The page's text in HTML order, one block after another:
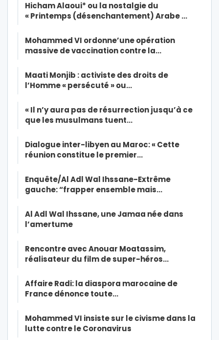
Hicham Alaoui* ou la nostalgie du
« Printemps (désenchantement) Arabe …
Mohammed VI ordonne’une opération
massive de vaccination contre la…
Maati Monjib : activiste des droits de
l’Homme « persécuté » ou…
« Il n’y aura pas de résurrection jusqu’à ce
que les musulmans tuent…
Dialogue inter-libyen au Maroc: « Cette
réunion constitue le premier…
Enquête/Al Adl Wal Ihssane-Extrême
gauche: “frapper ensemble mais…
Al Adl Wal Ihssane, une Jamaa née dans
l’amertume
Rencontre avec Anouar Moatassim,
réalisateur du film de super-héros…
Affaire Radi: la diaspora marocaine de
France dénonce toute…
Mohammed VI insiste sur le civisme dans la
lutte contre le Coronavirus